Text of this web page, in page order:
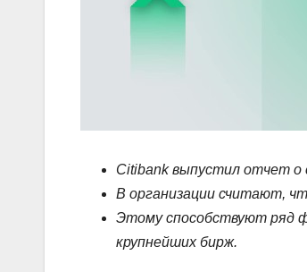
Citibank выпустил отчет о
В организации считают,
Этому способствуют ряд
крупнейших бирж.